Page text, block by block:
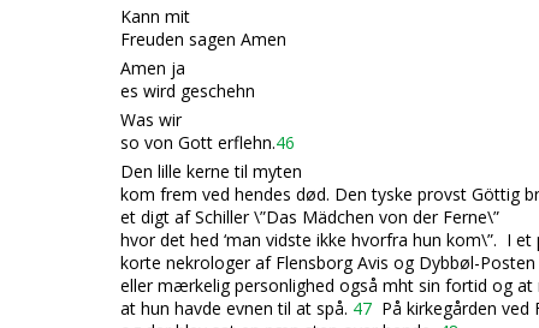
Kann mit
Freuden sagen Amen
Amen ja
es wird geschehn
Was wir
so von Gott erflehn.46
Den lille kerne til myten
kom frem ved hendes død. Den tyske provst Göttig
et digt afSchiller \”Das Mädchen von der Ferne\”
hvor det hed ‘man vidste ikke hvorfra hun kom\”. I et
korte nekrologer af Flensborg Avis og Dybbøl-
eller mærkelig personlighed også mht sin fortid og at
at hun havde evnen til at spå. 47 På kirkegården ved